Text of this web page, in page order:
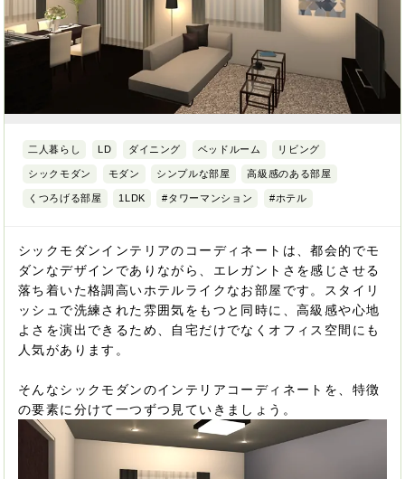
二人暮らし LD ダイニング ベッドルーム リビング
シックモダン モダン シンプルな部屋 高級感のある部屋
くつろげる部屋 1LDK #タワーマンション #ホテル
シックモダンインテリアのコーディネートは、都会的でモ
ダンなデザインでありながら、エレガントさを感じさせる
落ち着いた格調高いホテルライクなお部屋です。スタイリ
ッシュで洗練された雰囲気をもつと同時に、高級感や心地
よさを演出できるため、自宅だけでなくオフィス空間にも
人気があります。
そんなシックモダンのインテリアコーディネートを、特徴
の要素に分けて一つずつ見ていきましょう。